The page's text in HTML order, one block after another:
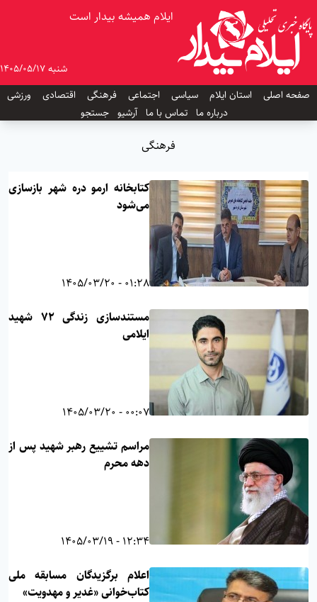
ایلام همیشه بیدار است
شنبه 1405/05/17
صفحه اصلی
استان ایلام سیاسی اجتماعی فرهنگی اقتصادی
ورزشی
درباره ما تماس با ما آرشیو جستجو
فرهنگی
کتابخانه ارمو دره شهر بازسازی
می‌شود
01:28 - 1405/03/20
مستندسازی زندگی ۷۲ شهید
ایلامی
00:07 - 1405/03/20
مراسم تشییع رهبر شهید پس از
دهه محرم
12:34 - 1405/03/19
اعلام برگزیدگان مسابقه ملی
کتاب‌خوانی «غدیر و مهدویت»